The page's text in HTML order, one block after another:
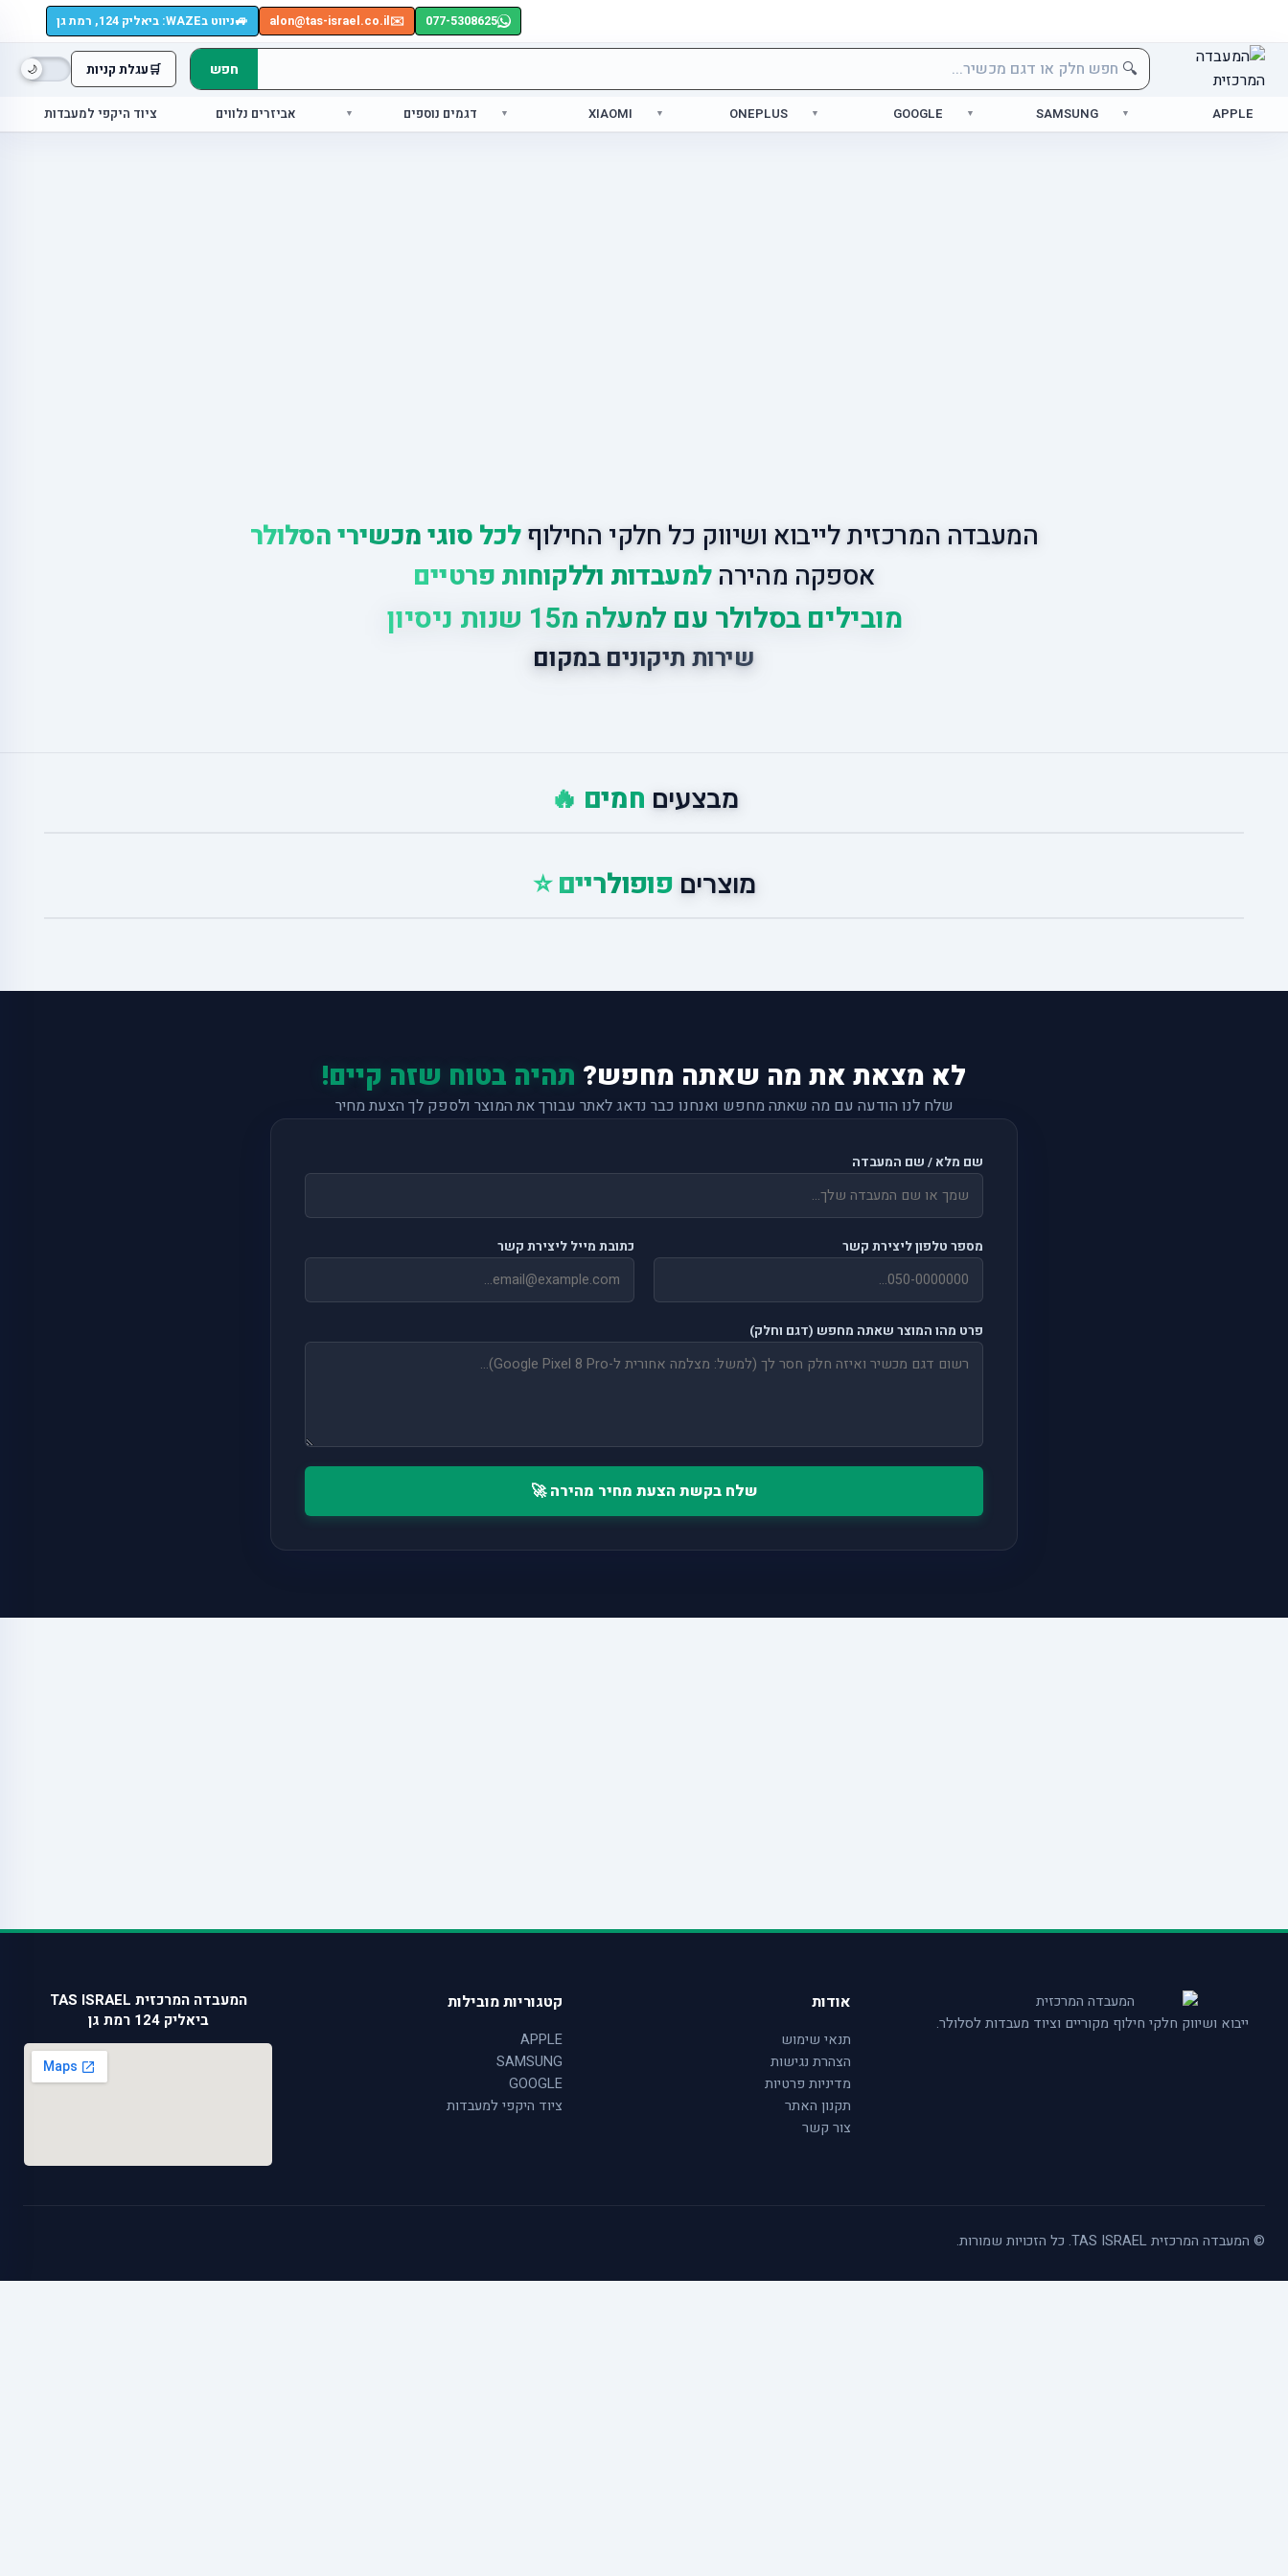
077-5308625
✉️
alon@tas-israel.co.il
🚙ניווט בWAZE: ביאליק 124, רמת גן
🛒עגלת קניות 🔍 חפש
APPLE
SAMSUNG
GOOGLE
ONEPLUS
XIAOMI דגמים נוספים אביזרים נלווים ציוד היקפי למעבדות
המעבדה המרכזית לייבוא ושיווק כל חלקי החילוףלכל סוגי מכשירי הסלולר
אספקה מהירהלמעבדות וללקוחות פרטיים
מובילים בסלולר עם למעלה מ15 שנות ניסיון
שירות תיקונים במקום
מבצעים חמים 🔥
מוצרים פופולריים ⭐
לא מצאת את מה שאתה מחפש? תהיה בטוח שזה קיים!
שלח לנו הודעה עם מה שאתה מחפש ואנחנו כבר נדאג לאתר עבורך את המוצר ולספק לך הצעת מחיר
שם מלא / שם המעבדה
מספר טלפון ליצירת קשר כתובת מייל ליצירת קשר
פרט מהו המוצר שאתה מחפש (דגם וחלק)
שלח בקשת הצעת מחיר מהירה 🚀
ייבוא ושיווק חלקי חילוף מקוריים וציוד מעבדות לסלולר.
אודות
תנאי שימוש
הצהרת נגישות
מדיניות פרטיות
תקנון האתר
צור קשר
קטגוריות מובילות
APPLE
SAMSUNG
GOOGLE
ציוד היקפי למעבדות
המעבדה המרכזית TAS ISRAEL
ביאליק 124 רמת גן
© המעבדה המרכזית TAS ISRAEL. כל הזכויות שמורות.